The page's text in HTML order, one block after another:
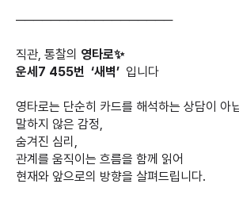
──────────────────
직관, 통찰의 영타로✨️
운세7 455번 ‘새벽’ 입니다
영타로는 단순히 카드를 해석하는 상담이 아
말하지 않은 감정,
숨겨진 심리,
관계를 움직이는 흐름을 함께 읽어
현재와 앞으로의 방향을 살펴드립니다.